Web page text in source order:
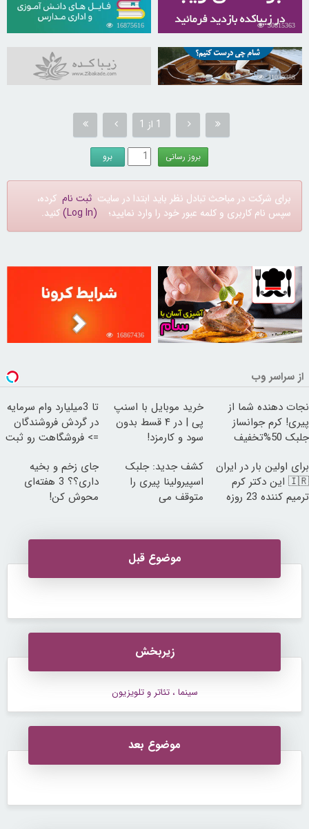
30815363
16875616
31039388
1 از 1
برای شرکت در مباحث تبادل نظر باید ابتدا در سایت ثبت نام کرده،
سپس نام کاربری و کلمه عبور خود را وارد نمایید؛ (Log In) کنید.
30254231
16867436
از سراسر وب
نجات دهنده شما از
پیری! کرم جوانساز
جلبک 50%تخفیف
خرید موبایل با اسنپ
پی | در ۴ قسط بدون
سود و کارمزد!
تا 3میلیارد وام سرمایه
در گردش فروشندگان
=> فروشگاهت رو ثبت
برای اولین بار در ایران
🇮🇷 این دکتر کرم
ترمیم کننده 23 روزه
کشف جدید: جلبک
اسپیرولینا پیری را
متوقف می
جای زخم و بخیه
داری؟؟ 3 هفته‌ای
محوش کن!
موضوع قبل
زیربخش
سینما ، تئاتر و تلویزیون
موضوع بعد